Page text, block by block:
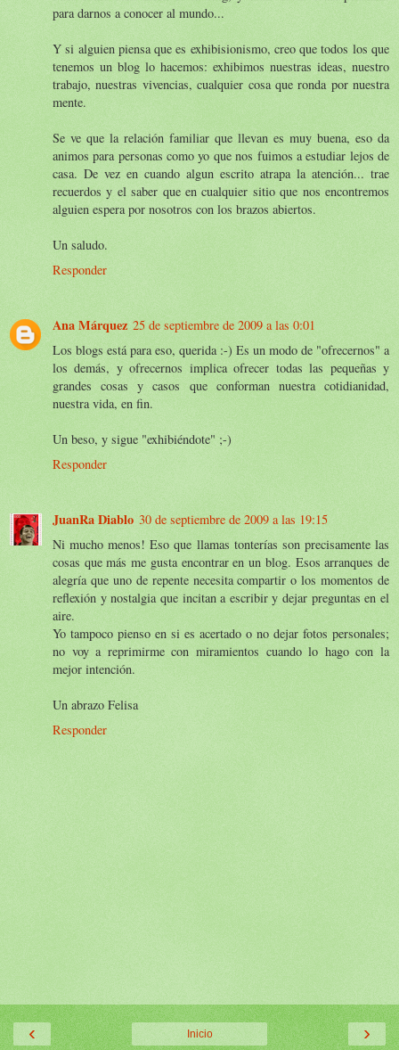
para darnos a conocer al mundo...
Y si alguien piensa que es exhibisionismo, creo que todos los que
tenemos un blog lo hacemos: exhibimos nuestras ideas, nuestro
trabajo, nuestras vivencias, cualquier cosa que ronda por nuestra
mente.
Se ve que la relación familiar que llevan es muy buena, eso da
animos para personas como yo que nos fuimos a estudiar lejos de
casa. De vez en cuando algun escrito atrapa la atención... trae
recuerdos y el saber que en cualquier sitio que nos encontremos
alguien espera por nosotros con los brazos abiertos.
Un saludo.
Responder
Ana Márquez 25 de septiembre de 2009 a las 0:01
Los blogs está para eso, querida :-) Es un modo de "ofrecernos" a
los demás, y ofrecernos implica ofrecer todas las pequeñas y
grandes cosas y casos que conforman nuestra cotidianidad,
nuestra vida, en fin.
Un beso, y sigue "exhibiéndote" ;-)
Responder
JuanRa Diablo 30 de septiembre de 2009 a las 19:15
Ni mucho menos! Eso que llamas tonterías son precisamente las
cosas que más me gusta encontrar en un blog. Esos arranques de
alegría que uno de repente necesita compartir o los momentos de
reflexión y nostalgia que incitan a escribir y dejar preguntas en el
aire.
Yo tampoco pienso en si es acertado o no dejar fotos personales;
no voy a reprimirme con miramientos cuando lo hago con la
mejor intención.
Un abrazo Felisa
Responder
‹ ›
Inicio